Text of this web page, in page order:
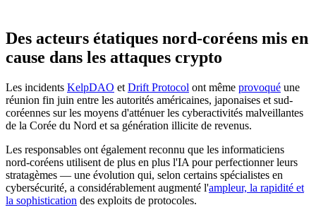
Des acteurs étatiques nord-coréens mis en
cause dans les attaques crypto
Les incidents KelpDAO et Drift Protocol ont même provoqué une
réunion fin juin entre les autorités américaines, japonaises et sud-
coréennes sur les moyens d'atténuer les cyberactivités malveillantes
de la Corée du Nord et sa génération illicite de revenus.
Les responsables ont également reconnu que les informaticiens
nord-coréens utilisent de plus en plus l'IA pour perfectionner leurs
stratagèmes — une évolution qui, selon certains spécialistes en
cybersécurité, a considérablement augmenté l'ampleur, la rapidité et
la sophistication des exploits de protocoles.